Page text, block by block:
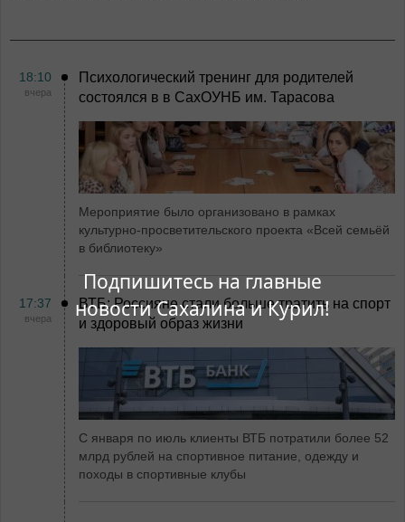
Подпишитесь на главные
новости Сахалина и Курил!
18:10
вчера
Психологический тренинг для родителей
состоялся в в СахОУНБ им. Тарасова
Мероприятие было организовано в рамках
культурно-просветительского проекта «Всей семьёй
в библиотеку»
17:37
вчера
ВТБ: Россияне стали больше тратить на спорт
и здоровый образ жизни
С января по июль клиенты ВТБ потратили более 52
млрд рублей на спортивное питание, одежду и
походы в спортивные клубы